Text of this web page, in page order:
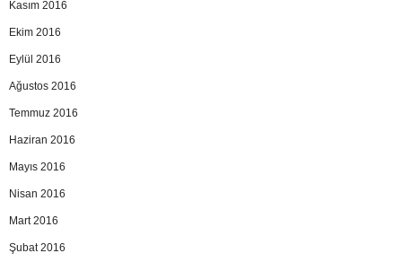
Kasım 2016
Ekim 2016
Eylül 2016
Ağustos 2016
Temmuz 2016
Haziran 2016
Mayıs 2016
Nisan 2016
Mart 2016
Şubat 2016